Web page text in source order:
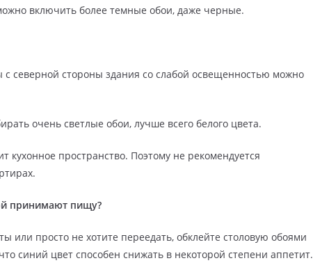
включить более темные обои, даже черные.
северной стороны здания со слабой освещенностью можно
очень светлые обои, лучше всего белого цвета.
пространство. Поэтому не рекомендуется
принимают пищу?
или просто не хотите переедать, обклейте столовую обоями
синий цвет способен снижать в некоторой степени аппетит.